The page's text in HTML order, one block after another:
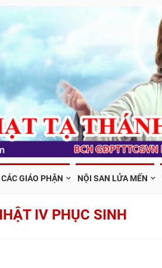
CÁC GIÁO PHẬN NỘI SAN LỬA MẾN
IV PHỤC SINH